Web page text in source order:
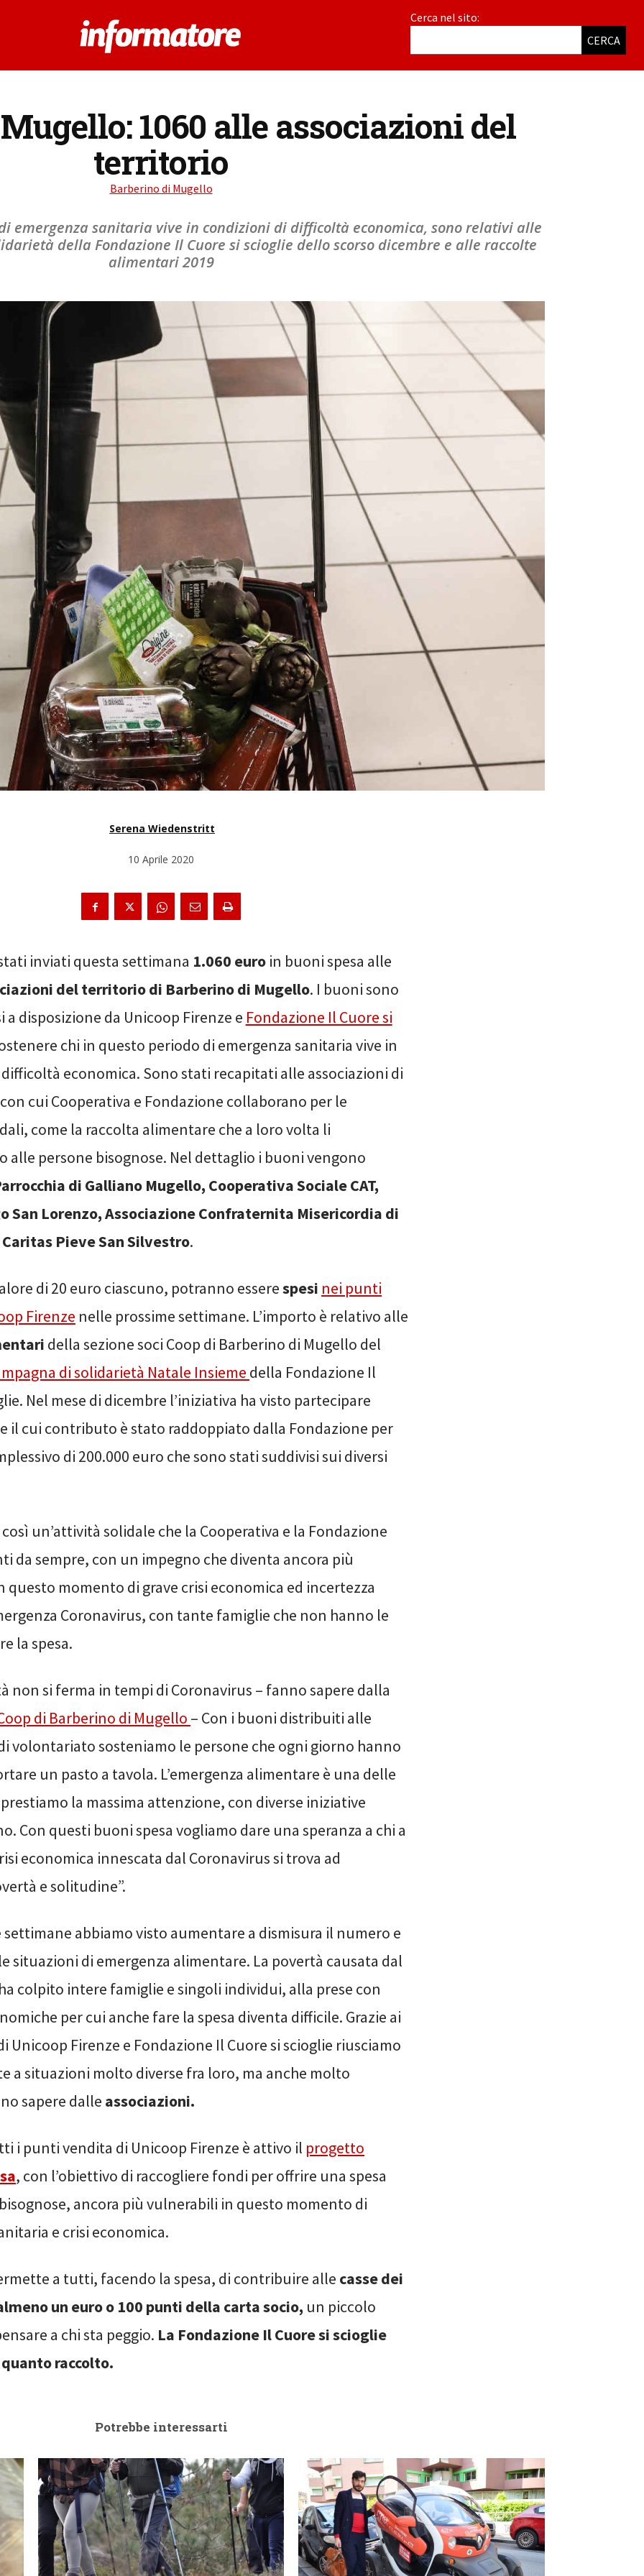
Cerca nel sito:
CERCA
1060 alle associazioni del
territorio
Barberino di Mugello
emergenza sanitaria vive in condizioni di difficoltà economica, sono relativi alle
della Fondazione Il Cuore si scioglie dello scorso dicembre e alle raccolte
alimentari 2019
Serena Wiedenstritt
10 Aprile 2020
inviati questa settimana 1.060 euroin buoni spesa alle
del territorio di Barberino di Mugello. I buoni sono
a disposizione da Unicoop Firenze e Fondazione Il Cuore si
chi in questo periodo di emergenza sanitaria vive in
economica. Sono stati recapitati alle associazioni di
cui Cooperativa e Fondazione collaborano per le
come la raccolta alimentare che a loro volta li
alle persone bisognose. Nel dettaglio i buoni vengono
di Galliano Mugello, Cooperativa Sociale CAT,
San Lorenzo, Associazione Confraternita Misericordia di
Pieve San Silvestro.
di 20 euro ciascuno, potranno esserespesi nei punti
Firenze nelle prossime settimane. L’importo è relativo alle
della sezione soci Coop di Barberino di Mugello del
di solidarietà Natale Insieme della Fondazione Il
Nel mese di dicembre l’iniziativa ha visto partecipare
il cui contributo è stato raddoppiato dalla Fondazione per
di 200.000 euro che sono stati suddivisi sui diversi
un’attività solidale che la Cooperativa e la Fondazione
da sempre, con un impegno che diventa ancora più
momento di grave crisi economica ed incertezza
Coronavirus, con tante famiglie che non hanno le
la spesa.
non si ferma in tempi di Coronavirus – fanno sapere dalla
di Barberino di Mugello – Con i buoni distribuiti alle
volontariato sosteniamo le persone che ogni giorno hanno
un pasto a tavola. L’emergenza alimentare è una delle
la massima attenzione, con diverse iniziative
Con questi buoni spesa vogliamo dare una speranza a chi a
economica innescata dal Coronavirus si trova ad
e solitudine”.
abbiamo visto aumentare a dismisura il numero e
situazioni di emergenza alimentare. La povertà causata dal
colpito intere famiglie e singoli individui, alla prese con
per cui anche fare la spesa diventa difficile. Grazie ai
Unicoop Firenze e Fondazione Il Cuore si scioglie riusciamo
a situazioni molto diverse fra loro, ma anche molto
sapere dalle associazioni.
i punti vendita di Unicoop Firenze è attivo il progetto
, con l’obiettivo di raccogliere fondi per offrire una spesa
ancora più vulnerabili in questo momento di
e crisi economica.
a tutti, facendo la spesa, di contribuire alle casse dei
un euro o 100 punti della carta socio, un piccolo
a chi sta peggio. La Fondazione Il Cuore si scioglie
raccolto.
Potrebbe interessarti